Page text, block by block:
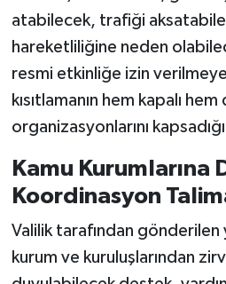
atabilecek, trafiği
hareketliliğine neden
resmi etkinliğe izin
kısıtlamanın hem kapalı hem
organizasyonlarını
Kamu Kurumlarına
Koordinasyon
Valilik tarafından gönderilen
kurum ve kuruluşlarından